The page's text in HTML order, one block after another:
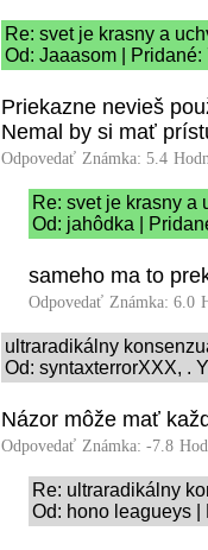
Re: svet je krasny a
Od: Jaaasom |
Priekazne nevieš
Nemal by si mať
Odpovedať Známka: 5.4
Re: svet je krasny a
Od: jahôdka |
sameho ma to
Odpovedať Známka: 6.0
ultraradikálny
Od: syntaxterrorXXX, .
Názor môže mať
Odpovedať Známka: -7.8
Re: ultraradikálny
Od: hono leagueys |